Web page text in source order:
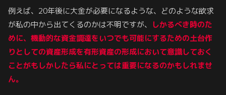
例えば、20年後に大金が必要になるような、どのような欲求
が私の中から出てくるのかは不明ですが、 しかるべき時のた
めに、機動的な資金調達をいつでも可能にするための土台作
りとしての資産形成を有形資産の形成において意識しておく
ことがもしかしたら私にとっては重要になるのかもしれませ
ん。